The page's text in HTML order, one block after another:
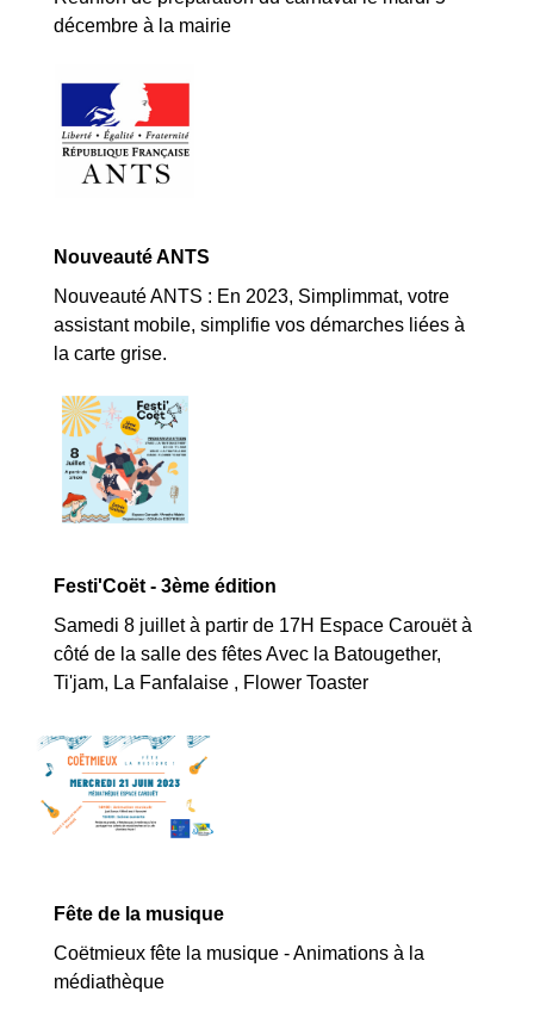
décembre à la mairie
Nouveauté ANTS
Nouveauté ANTS : En 2023, Simplimmat, votre
assistant mobile, simplifie vos démarches liées à
la carte grise.
Festi'Coët - 3ème édition
Samedi 8 juillet à partir de 17H Espace Carouët à
côté de la salle des fêtes Avec la Batougether,
Ti'jam, La Fanfalaise , Flower Toaster
Fête de la musique
Coëtmieux fête la musique - Animations à la
médiathèque